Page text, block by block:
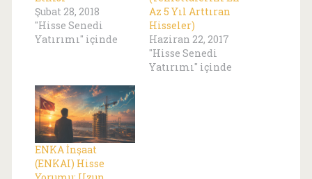
Şubat 28, 2018
"Hisse Senedi
Yatırımı" içinde
Az 5 Yıl Arttıran
Hisseler)
Haziran 22, 2017
"Hisse Senedi
Yatırımı" içinde
ENKA İnşaat
(ENKAI) Hisse